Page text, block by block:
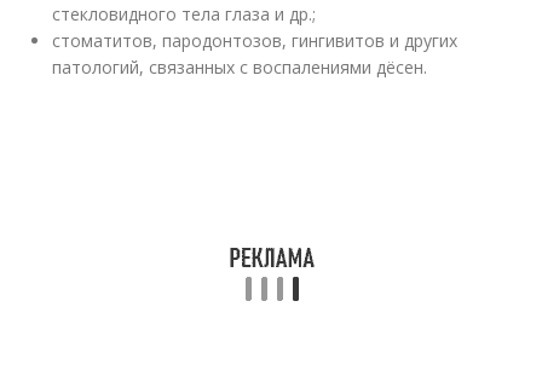
стекловидного тела глаза и др.;
стоматитов, пародонтозов, гингивитов и других
патологий, связанных с воспалениями дёсен.